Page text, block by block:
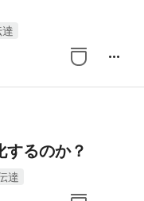
more_horiz
るのか？
達